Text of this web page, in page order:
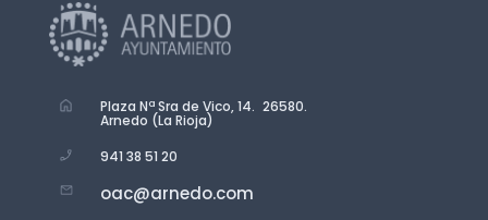
Plaza Nª Sra de Vico, 14. 26580.
Arnedo (La Rioja)
941 38 51 20
oac@arnedo.com